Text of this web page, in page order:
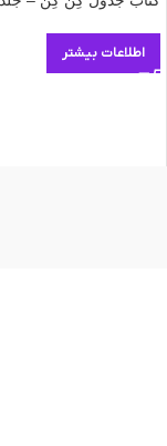
اطلاعات بیشتر